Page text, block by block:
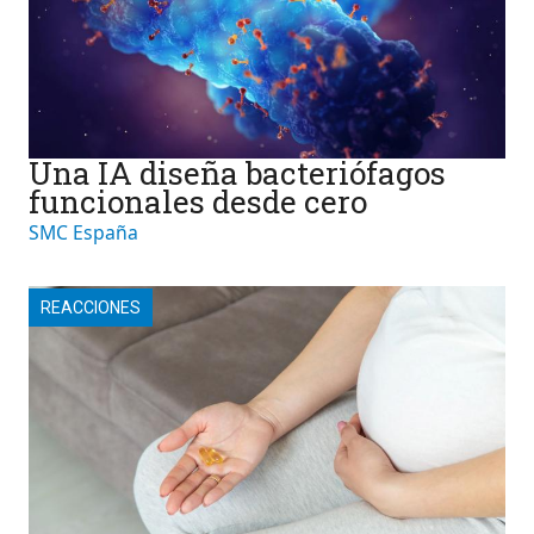
Una IA diseña bacteriófagos
funcionales desde cero
SMC España
REACCIONES